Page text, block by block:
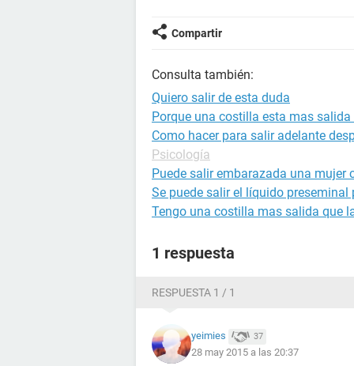
Compartir
Consulta también:
Quiero salir de esta duda
Porque una costilla esta mas
Como hacer para salir adelante
Psicología
Puede salir embarazada una mujer
Se puede salir el líquido preseminal
Tengo una costilla mas salida que
1 respuesta
RESPUESTA 1 / 1
yeimies 37
28 may 2015 a las 20:37